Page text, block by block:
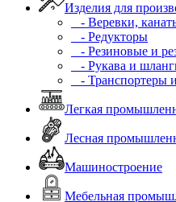
Изделия для
- Веревки,
- Редукторы
- Резиновые и
- Рукава и
- Транспортеры
Легкая
Лесная
Машиностроение
Мебельная